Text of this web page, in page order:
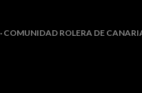
COMUNIDAD ROLERA DE